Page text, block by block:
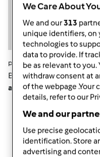
pon., 07/15/2013 - 19:50
Brak słów zachwytu!!!!!!
ale trzeba na to "wpaść"
Zalogujlub
We Care About
We and our313
unique identifiers, on
technologies to
data to provide. If
be as relevant to
withdraw consent at
of the webpage .Your
details, refer to our
We and our
Use precise
identification. Store
advertising and